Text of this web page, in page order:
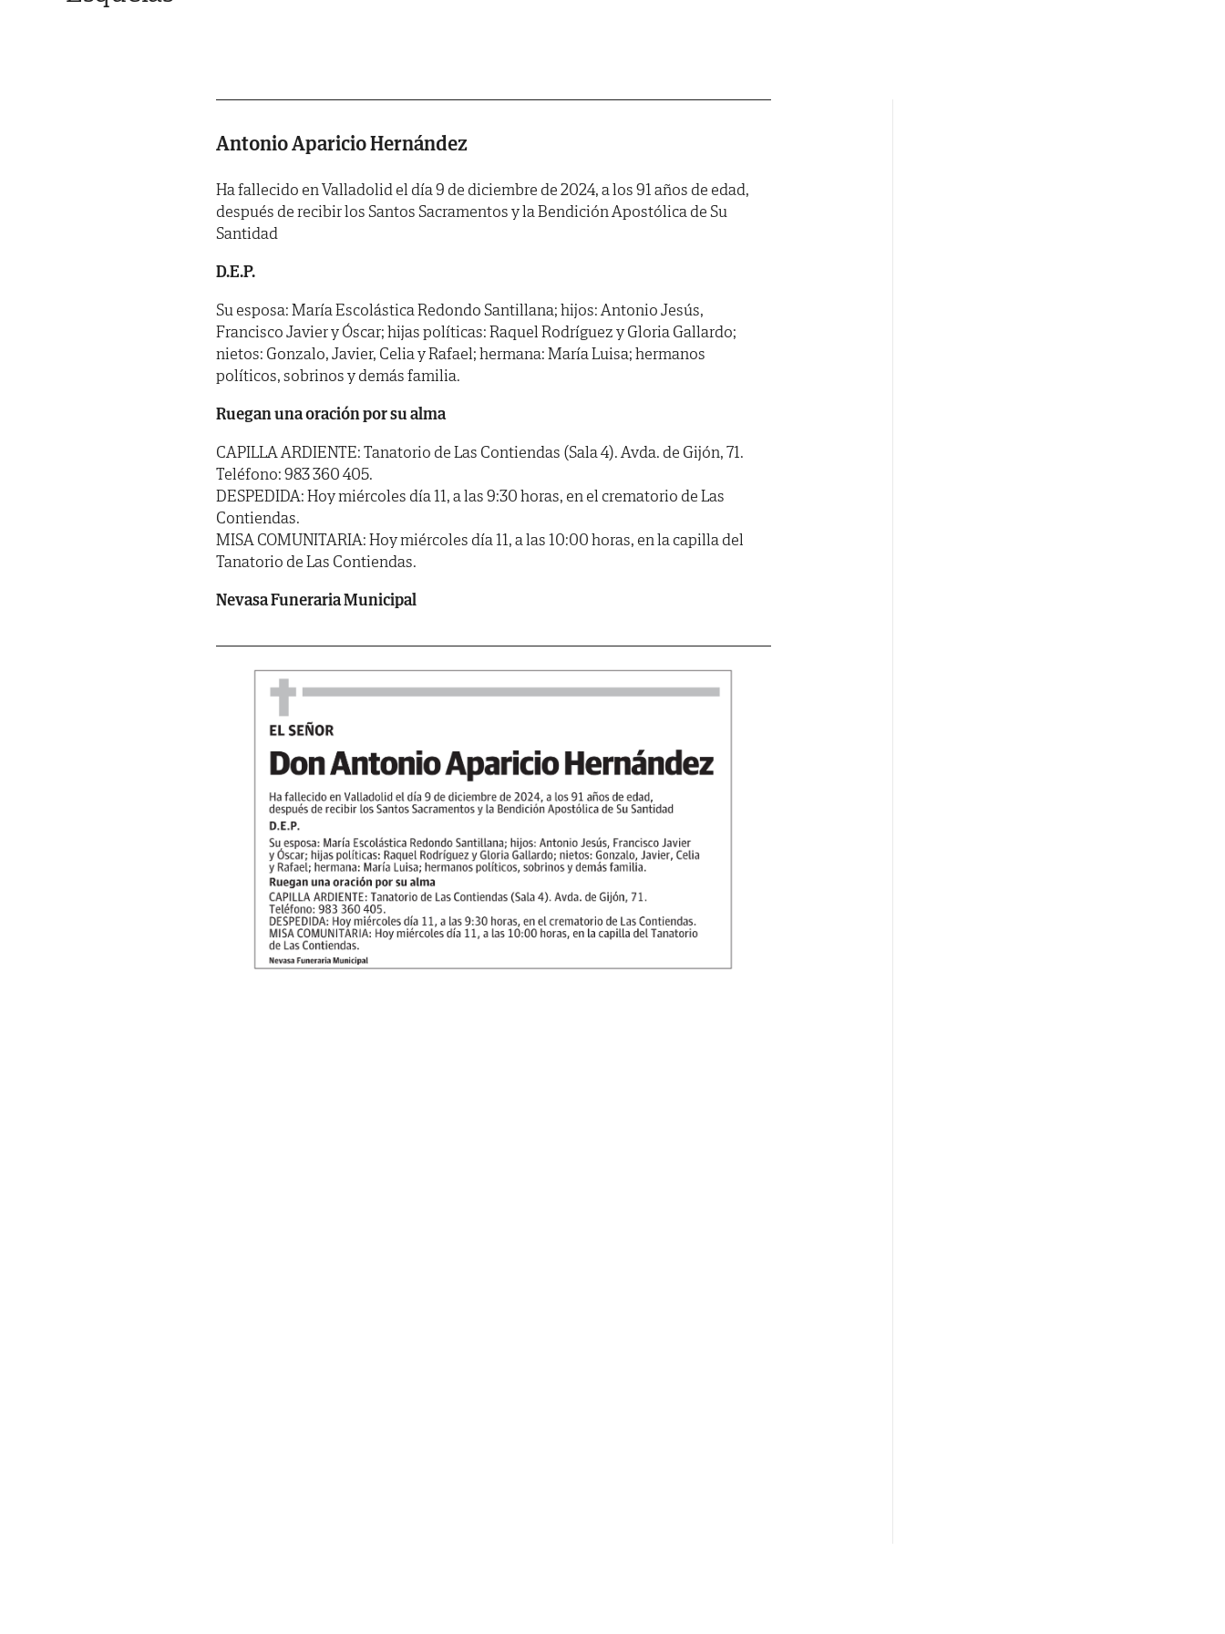
Antonio Aparicio Hernández
Ha fallecido en Valladolid el día 9 de diciembre de 2024, a los 91 años de edad,
después de recibir los Santos Sacramentos y la Bendición Apostólica de Su
Santidad
D.E.P.
Su esposa: María Escolástica Redondo Santillana; hijos: Antonio Jesús,
Francisco Javier y Óscar; hijas políticas: Raquel Rodríguez y Gloria Gallardo;
nietos: Gonzalo, Javier, Celia y Rafael; hermana: María Luisa; hermanos
políticos, sobrinos y demás familia.
Ruegan una oración por su alma
CAPILLA ARDIENTE: Tanatorio de Las Contiendas (Sala 4). Avda. de Gijón, 71.
Teléfono: 983 360 405.
DESPEDIDA: Hoy miércoles día 11, a las 9:30 horas, en el crematorio de Las
Contiendas.
MISA COMUNITARIA: Hoy miércoles día 11, a las 10:00 horas, en la capilla del
Tanatorio de Las Contiendas.
Nevasa Funeraria Municipal